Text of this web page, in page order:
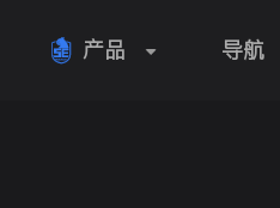
 产品 导航